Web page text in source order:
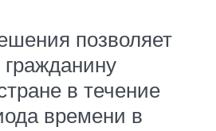
позволяет
в течение
времени в